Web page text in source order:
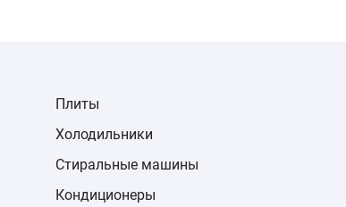
Плиты
Холодильники
Стиральные машины
Кондиционеры